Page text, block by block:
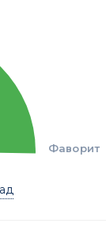
Фаворит